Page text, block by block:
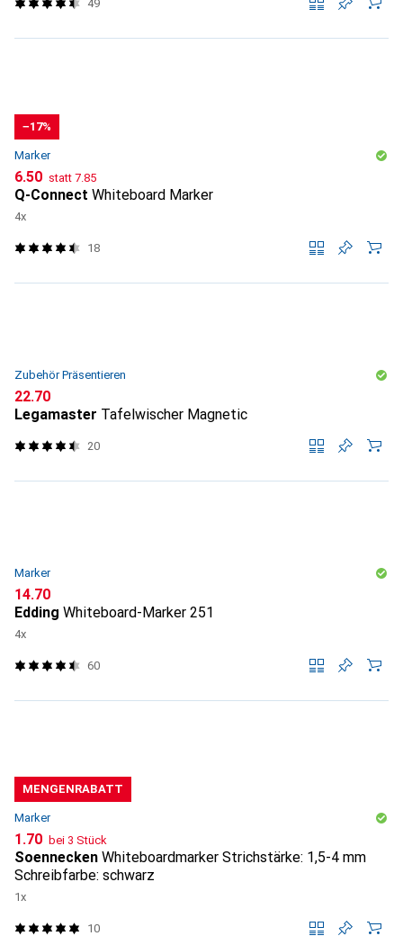
49
−17%
Marker
CHF
6.50 statt CHF
7.85
Q-Connect Whiteboard Marker
4x
18
Zubehör Präsentieren
CHF
22.70
Legamaster Tafelwischer Magnetic
20
Marker
CHF
14.70
Edding Whiteboard-Marker 251
4x
60
MENGENRABATT
Marker
CHF
1.70 bei 3 Stück
Soennecken Whiteboardmarker Strichstärke: 1,5-4 mm
Schreibfarbe: schwarz
1x
10